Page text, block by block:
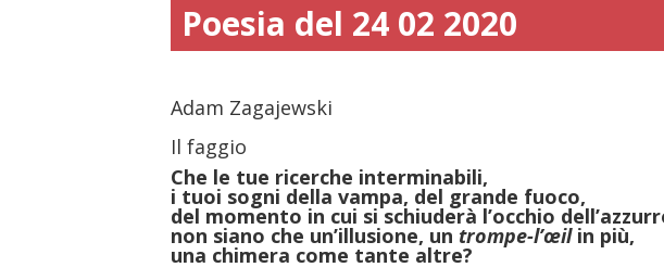
Poesia del 24 02 2020
Adam Zagajewski
Il faggio
Che le tue ricerche interminabili,
i tuoi sogni della vampa, del grande fuoco,
del momento in cui si schiuderà l’occhio
non siano che un’illusione, un trompe-l’œilin più,
una chimera come tante altre?